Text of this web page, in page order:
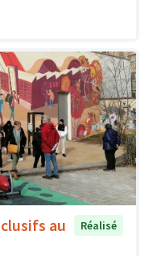
au
Réalisé